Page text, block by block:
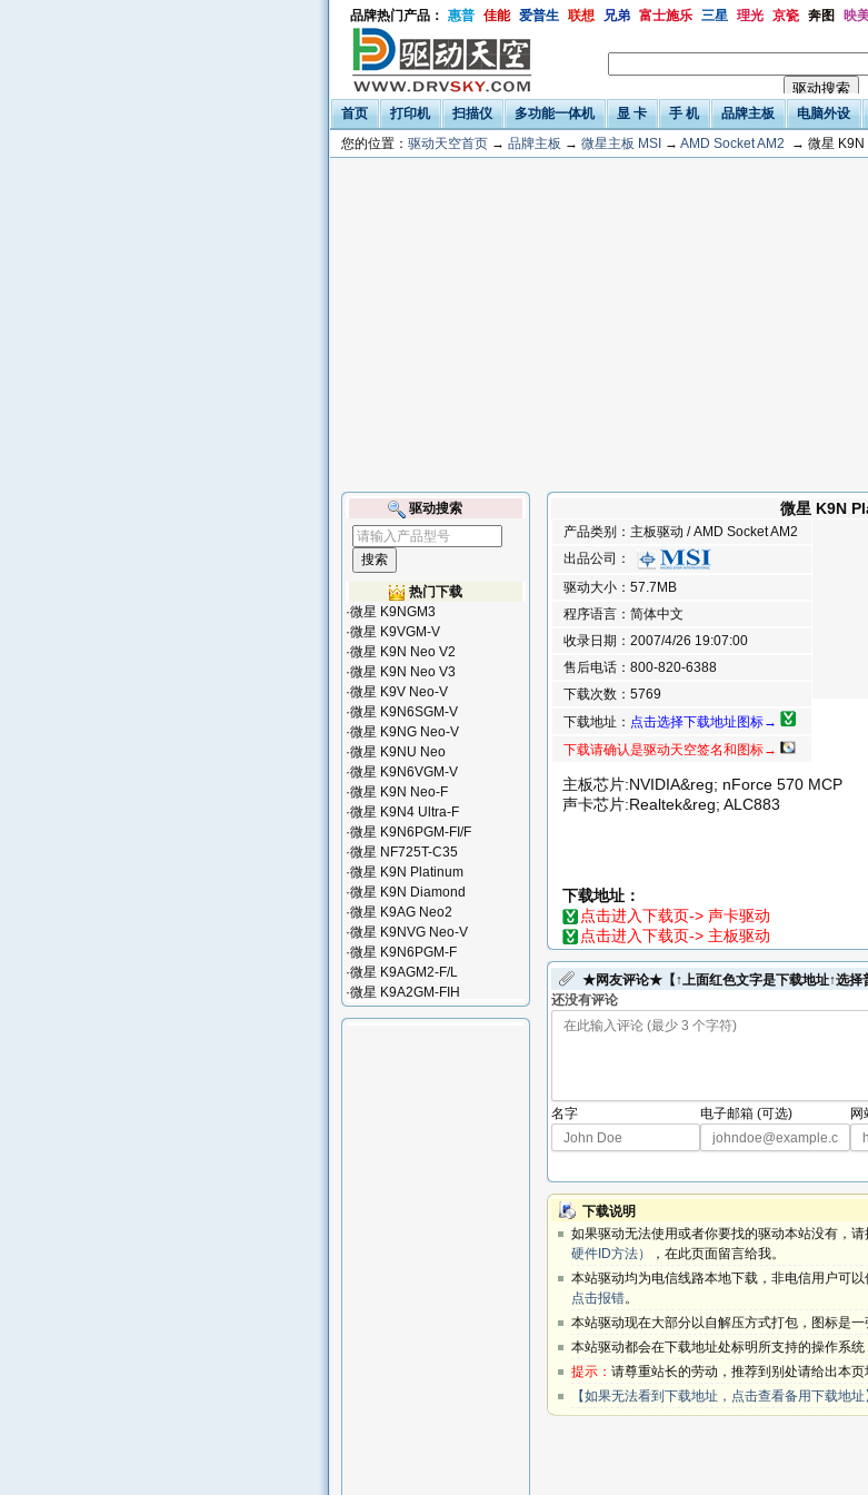
品牌热门产品： 惠普 佳能 爱普生 联想 兄弟 富士施乐 三星 理光 京瓷 奔图 映
首页 打印机 扫描仪 多功能一体机 显 卡 手 机 品牌主板 电脑外设
您的位置： 驱动天空首页 → 品牌主板 → 微星主板 MSI → AMD Socket AM2 → 微星 K9N
微星 K9N
产品类别：主板驱动 / AMD Socket AM2
出品公司：
驱动大小：57.7MB
程序语言：简体中文
收录日期：2007/4/26 19:07:00
售后电话：800-820-6388
下载次数：5769
下载地址： 点击选择下载地址图标→
下载请确认是驱动天空签名和图标→
主板芯片:NVIDIA&reg; nForce 570 MCP
声卡芯片:Realtek&reg; ALC883
下载地址：
点击进入下载页-> 声卡驱动
点击进入下载页-> 主板驱动
★网友评论★【↑上面红色文字是下载地址↑选择
还没有评论
名字 电子邮箱 (可选) 网
下载说明
如果驱动无法使用或者你要找的驱动本站没有，
硬件ID方法）
，在此页面留言给我。
本站驱动均为电信线路本地下载，非电信用户可
点击报错。
本站驱动现在大部分以自解压方式打包，图标是
本站驱动都会在下载地址处标明所支持的操作系统
提示： 请尊重站长的劳动，推荐到别处请给出本
【如果无法看到下载地址，点击查看备用下载地址
驱动搜索
热门下载
·微星 K9NGM3
·微星 K9VGM-V
·微星 K9N Neo V2
·微星 K9N Neo V3
·微星 K9V Neo-V
·微星 K9N6SGM-V
·微星 K9NG Neo-V
·微星 K9NU Neo
·微星 K9N6VGM-V
·微星 K9N Neo-F
·微星 K9N4 Ultra-F
·微星 K9N6PGM-FI/F
·微星 NF725T-C35
·微星 K9N Platinum
·微星 K9N Diamond
·微星 K9AG Neo2
·微星 K9NVG Neo-V
·微星 K9N6PGM-F
·微星 K9AGM2-F/L
·微星 K9A2GM-FIH